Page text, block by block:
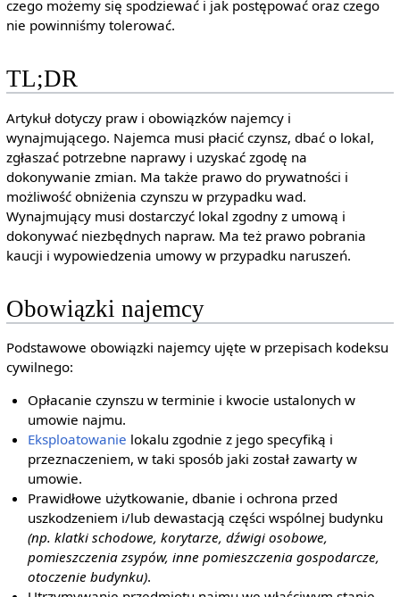
czego możemy się spodziewać i jak postępować oraz czego
nie powinniśmy tolerować.
TL;DR
Artykuł dotyczy praw i obowiązków najemcy i
wynajmującego. Najemca musi płacić czynsz, dbać o lokal,
zgłaszać potrzebne naprawy i uzyskać zgodę na
dokonywanie zmian. Ma także prawo do prywatności i
możliwość obniżenia czynszu w przypadku wad.
Wynajmujący musi dostarczyć lokal zgodny z umową i
dokonywać niezbędnych napraw. Ma też prawo pobrania
kaucji i wypowiedzenia umowy w przypadku naruszeń.
Obowiązki najemcy
Podstawowe obowiązki najemcy ujęte w przepisach kodeksu
cywilnego:
Opłacanie czynszu w terminie i kwocie ustalonych w
umowie najmu.
Eksploatowanie lokalu zgodnie z jego specyfiką i
przeznaczeniem, w taki sposób jaki został zawarty w
umowie.
Prawidłowe użytkowanie, dbanie i ochrona przed
uszkodzeniem i/lub dewastacją części wspólnej budynku
(np. klatki schodowe, korytarze, dźwigi osobowe,
pomieszczenia zsypów, inne pomieszczenia gospodarcze,
otoczenie budynku).